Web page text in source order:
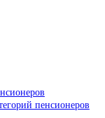
пенсионеров